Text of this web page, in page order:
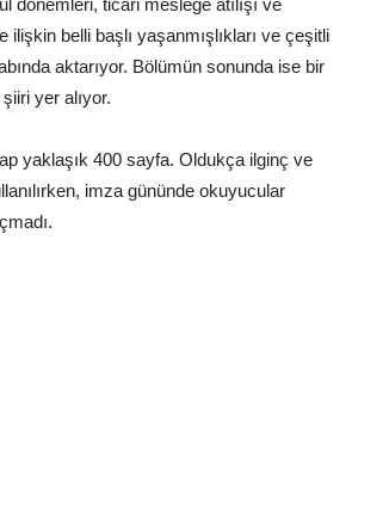
dönemleri, ticari mesleğe atılışı ve
belli başlı yaşanmışlıkları ve çeşitli
aktarıyor. Bölümün sonunda ise bir
yer alıyor.
yaklaşık 400 sayfa. Oldukça ilginç ve
imza gününde okuyucular